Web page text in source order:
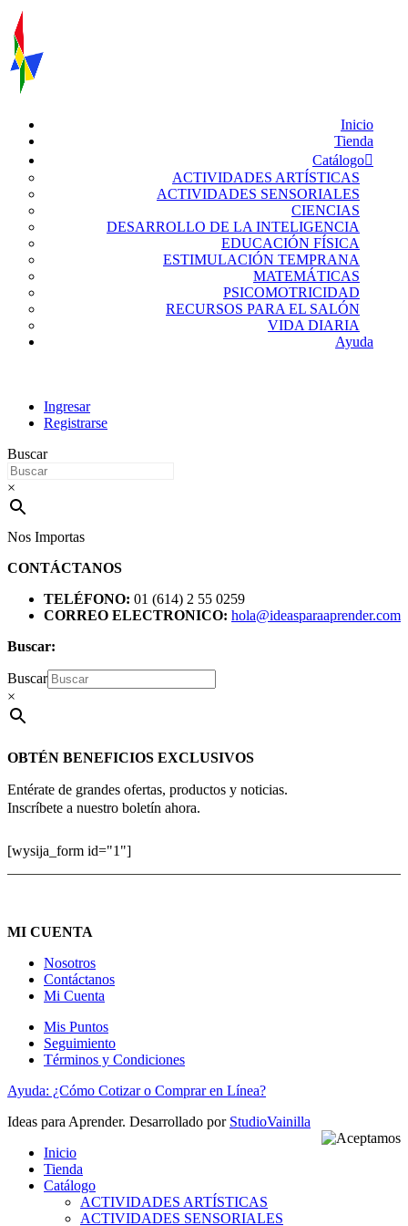
Inicio
Tienda
Catálogo
ACTIVIDADES ARTÍSTICAS
ACTIVIDADES SENSORIALES
CIENCIAS
DESARROLLO DE LA INTELIGENCIA
EDUCACIÓN FÍSICA
ESTIMULACIÓN TEMPRANA
MATEMÁTICAS
PSICOMOTRICIDAD
RECURSOS PARA EL SALÓN
VIDA DIARIA
Ayuda
Ingresar
Registrarse
Buscar
×
Nos Importas
CONTÁCTANOS
TELÉFONO: 01 (614) 2 55 0259
CORREO ELECTRONICO: hola@ideasparaaprender.com
Buscar:
Buscar
×
OBTÉN BENEFICIOS EXCLUSIVOS
Entérate de grandes ofertas, productos y noticias.
Inscríbete a nuestro boletín ahora.
[wysija_form id="1"]
MI CUENTA
Nosotros
Contáctanos
Mi Cuenta
Mis Puntos
Seguimiento
Términos y Condiciones
Ayuda: ¿Cómo Cotizar o Comprar en Línea?
Ideas para Aprender. Desarrollado por StudioVainilla
Inicio
Tienda
Catálogo
ACTIVIDADES ARTÍSTICAS
ACTIVIDADES SENSORIALES